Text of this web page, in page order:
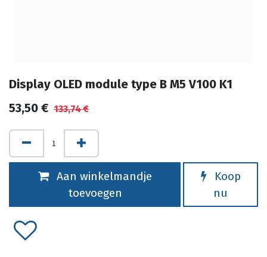
Display OLED module type B M5 V100 K1
53,50 € 133,74€
Aan winkelmandje
toevoegen
Koop
nu